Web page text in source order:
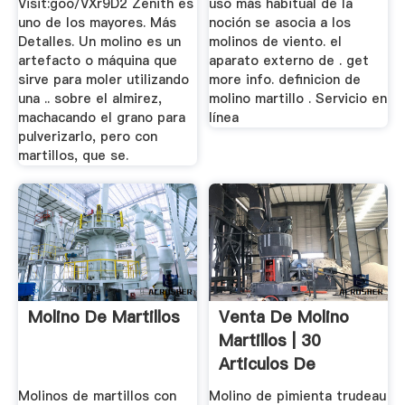
uno de los mayores. Más
Detalles. Un molino es un
artefacto o máquina que
sirve para moler utilizando
una .. sobre el almirez,
machacando el grano para
pulverizarlo, pero con
martillos, que se.
noción se asocia a los
molinos de viento. el
aparato externo de . get
more info. definicion de
molino martillo . Servicio en
línea
Molino De Martillos
Molinos de martillos con
Venta De Molino
Martillos | 30
Articulos De
Segunda Mano
Molino de pimienta trudeau